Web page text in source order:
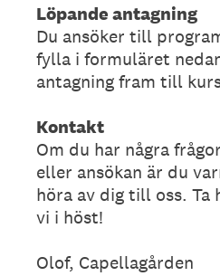
Löpande antagning
Du ansöker till
fylla i formuläret
antagning fram till
Kontakt
Om du har några
eller ansökan är du
höra av dig till oss. Ta
vi i höst!
Olof, Capellagården